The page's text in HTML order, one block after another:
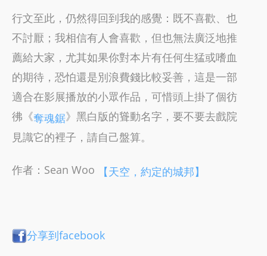
行文至此，仍然得回到我的感覺：既不喜歡、也
不討厭；我相信有人會喜歡，但也無法廣泛地推
薦給大家，尤其如果你對本片有任何生猛或嗜血
的期待，恐怕還是別浪費錢比較妥善，這是一部
適合在影展播放的小眾作品，可惜頭上掛了個彷
彿《奪魂鋸》黑白版的聳動名字，要不要去戲院
見識它的裡子，請自己盤算。
作者：Sean Woo 【天空，約定的城邦】
分享到facebook